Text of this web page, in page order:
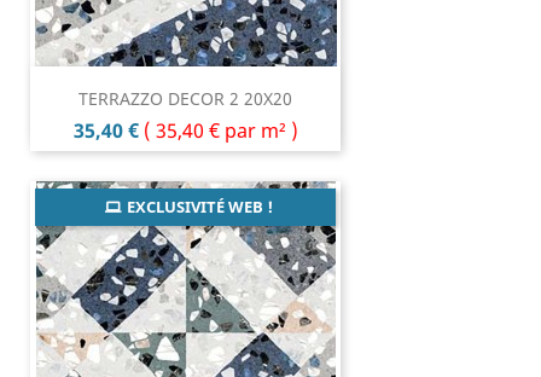
TERRAZZO DECOR 2 20X20
Prix
35,40 € ( 35,40 € par m² )
EXCLUSIVITÉ WEB !